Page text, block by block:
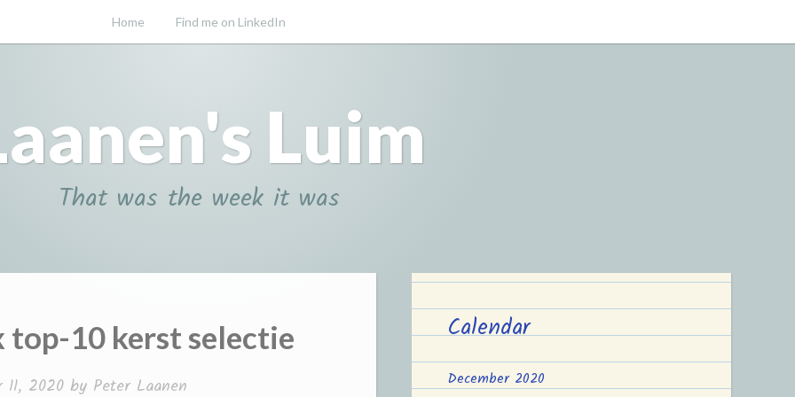
Home Find me on LinkedIn
Luim
That was the week it was
10 kerst selectie
11, 2020by Peter Laanen
Calendar
December 2020